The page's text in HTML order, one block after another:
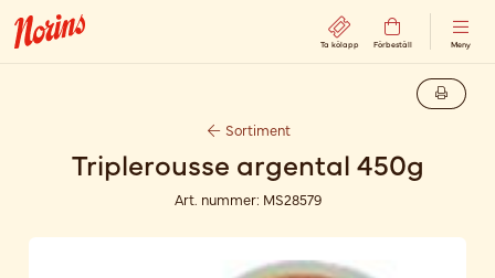
Ta kölapp Förbeställ Meny
Sortiment
Triplerousse argental 450g
Art. nummer: MS28579